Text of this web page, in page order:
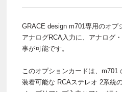
GRACE design m701専用のオプ
アナログRCA入力に、アナログ
事が可能です。
このオプションカードは、m701
装着可能な RCAステレオ 2系統